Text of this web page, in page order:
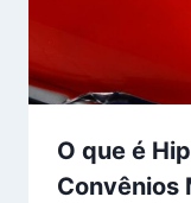
O que é
Convênios